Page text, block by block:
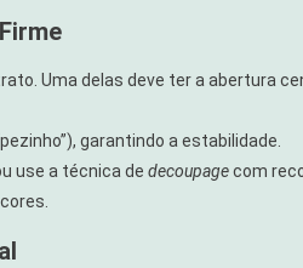
Uma delas deve ter a abertura
garantindo a estabilidade.
use a técnica de decoupagecom